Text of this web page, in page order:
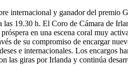
internacional y ganador del
las 19.30 h. El Coro de Cámara de
en una escena coral muy
de su compromiso de encargar
e internacionales. Los
las giras por Irlanda y continúa